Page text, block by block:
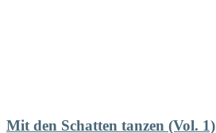
Mit den Schatten tanzen (Vol. 1)